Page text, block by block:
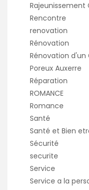
Rajeunissement
Rencontre
renovation
Rénovation
Rénovation d'un
Poreux Auxerre
Réparation
ROMANCE
Romance
Santé
Santé et Bien
Sécurité
securite
Service
Service a la